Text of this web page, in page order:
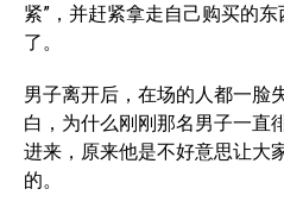
紧”，并赶紧拿走自己购买的
了。
男子离开后，在场的人都一脸
白，为什么刚刚那名男子一直
进来，原来他是不好意思让大
的。